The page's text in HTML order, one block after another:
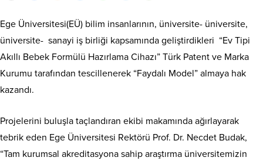
Ege Üniversitesi(EÜ) bilim insanlarının, üniversite- üniversite,
üniversite- sanayi iş birliği kapsamında geliştirdikleri “Ev Tipi
Akıllı Bebek Formülü Hazırlama Cihazı” Türk Patent ve Marka
Kurumu tarafından tescillenerek “Faydalı Model” almaya hak
kazandı.
Projelerini buluşla taçlandıran ekibi makamında ağırlayarak
tebrik eden Ege Üniversitesi Rektörü Prof. Dr. Necdet Budak,
“Tam kurumsal akreditasyona sahip araştırma üniversitemizin